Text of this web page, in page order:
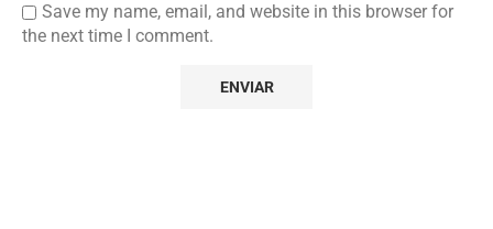
Save my name, email, and website in this browser for
the next time I comment.